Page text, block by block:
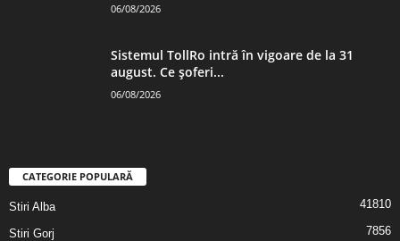
06/08/2026
Sistemul TollRo intră în vigoare de la 31
august. Ce șoferi...
06/08/2026
CATEGORIE POPULARĂ
Stiri Alba 41810
Stiri Gorj 7856